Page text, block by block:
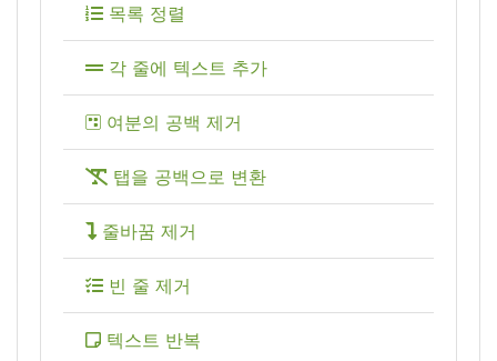
목록 정렬
각 줄에 텍스트 추가
여분의 공백 제거
탭을 공백으로 변환
줄바꿈 제거
빈 줄 제거
텍스트 반복